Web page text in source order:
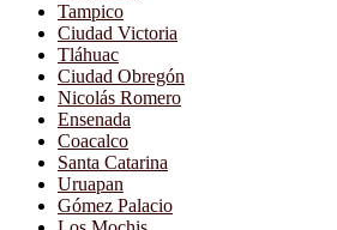
Tampico
Ciudad Victoria
Tláhuac
Ciudad Obregón
Nicolás Romero
Ensenada
Coacalco
Santa Catarina
Uruapan
Gómez Palacio